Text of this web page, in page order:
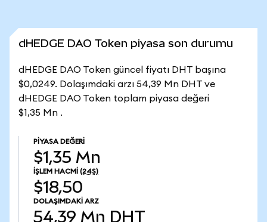
dHEDGE DAO Token piyasa son durumu
dHEDGE DAO Token güncel fiyatı DHT başına
$0,0249. Dolaşımdaki arzı 54,39 Mn DHT ve
dHEDGE DAO Token toplam piyasa değeri
$1,35 Mn .
PIYASA DEĞERI
$1,35 Mn
İŞLEM HACMI (24S)
$18,50
DOLAŞIMDAKI ARZ
54,39 Mn DHT